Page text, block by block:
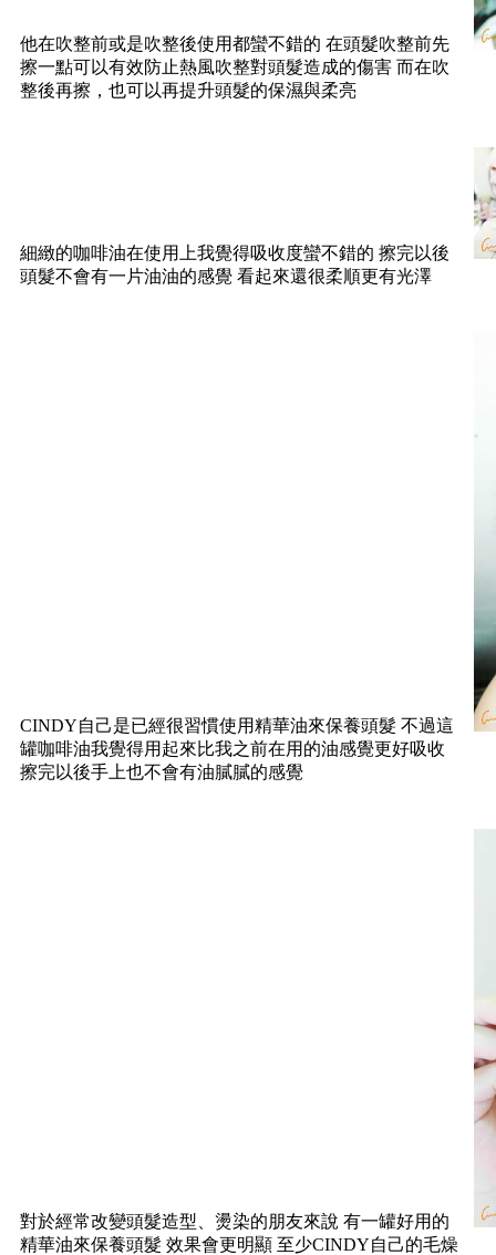
他在吹整前或是吹整後使用都蠻不錯的 在頭髮吹整前先
擦一點可以有效防止熱風吹整對頭髮造成的傷害 而在吹
整後再擦，也可以再提升頭髮的保濕與柔亮
細緻的咖啡油在使用上我覺得吸收度蠻不錯的 擦完以後
頭髮不會有一片油油的感覺 看起來還很柔順更有光澤
CINDY自己是已經很習慣使用精華油來保養頭髮 不過這
罐咖啡油我覺得用起來比我之前在用的油感覺更好吸收
擦完以後手上也不會有油膩膩的感覺
對於經常改變頭髮造型、燙染的朋友來說 有一罐好用的
精華油來保養頭髮 效果會更明顯 至少CINDY自己的毛燥